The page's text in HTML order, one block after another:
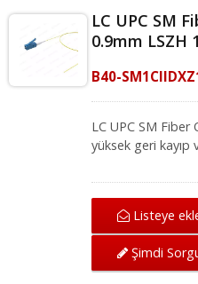
LC UPC SM
0.9mm LSZH
B40-
LC UPC SM
yüksek geri kayıp
iletimini sağlar.
%100 test ile
TIA/EIA-568-B.3
bir ağ ortamı
füzyon ekleme
destekler ve
Listeye
Şimdi